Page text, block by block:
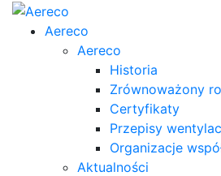
Aereco
Aereco
Historia
Zrównoważony
Certyfikaty
Przepisy
Organizacje
Aktualności